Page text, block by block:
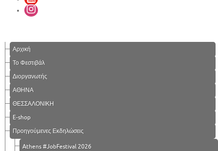
Αρχική
Το Φεστιβάλ
Διοργανωτής
ΑΘΗΝΑ
ΘΕΣΣΑΛΟΝΙΚΗ
E-shop
Προηγούμενες Εκδηλώσεις
Athens #JobFestival 2026